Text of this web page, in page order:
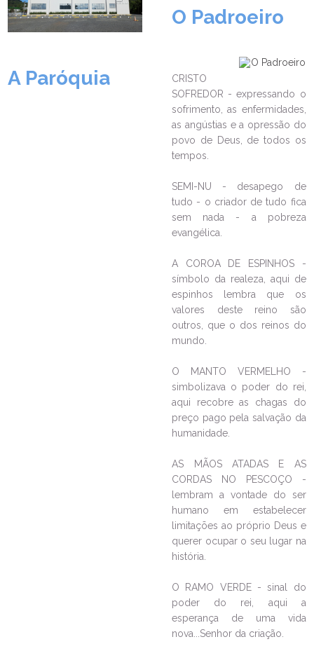
LEIA NO DIOCESE INFORMA
Projeto Resgate de Autonomia,
(Aventureiro), é mais um
indicado ao prêmio Joinville Faz
Ouça a notícia
Participe do Dia de Pentecostes
na Paróquia Senhor Bom Jesus
Ouça a notícia
A Paróquia
O Padroeiro
CRISTO
SOFREDOR - expressando o
sofrimento, as enfermidades,
as angústias e a opressão do
povo de Deus, de todos os
tempos.
SEMI-NU - desapego de
tudo - o criador de tudo fica
sem nada - a pobreza
evangélica.
A COROA DE ESPINHOS -
símbolo da realeza, aqui de
espinhos lembra que os
valores deste reino são
outros, que o dos reinos do
mundo.
O MANTO VERMELHO -
simbolizava o poder do rei,
aqui recobre as chagas do
preço pago pela salvação da
humanidade.
AS MÃOS ATADAS E AS
CORDAS NO PESCOÇO -
lembram a vontade do ser
humano em estabelecer
limitações ao próprio Deus e
querer ocupar o seu lugar na
história.
O RAMO VERDE - sinal do
poder do rei, aqui a
esperança de uma vida
nova...Senhor da criação.